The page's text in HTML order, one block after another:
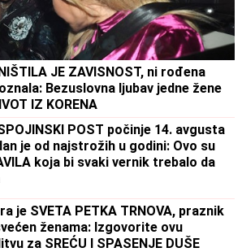
JE ZAVISNOST, ni rođena
Bezuslovna ljubav jedne žene
IZ KORENA
POST počinje 14. avgusta
je od najstrožih u godini: Ovo su
koja bi svaki vernik trebalo da
je SVETA PETKA TRNOVA, praznik
ženama: Izgovorite ovu
za SREĆU I SPASENJE DUŠE